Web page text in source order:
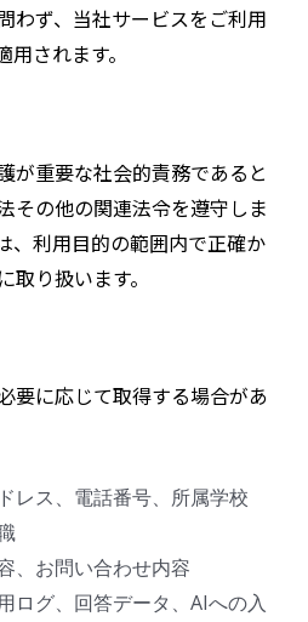
わず、当社サービスをご利用
されます。
が重要な社会的責務であると
その他の関連法令を遵守しま
、利用目的の範囲内で正確か
り扱います。
要に応じて取得する場合があ
レス、電話番号、所属学校
、お問い合わせ内容
ログ、回答データ、AIへの入